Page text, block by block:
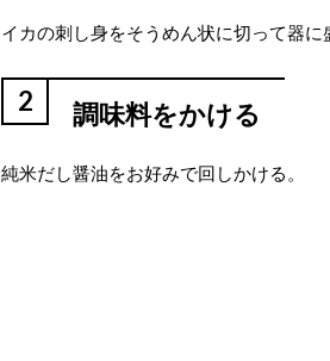
イカの刺し身をそうめん状に切って器
2 調味料をかける
純米だし醤油をお好みで回しかける。